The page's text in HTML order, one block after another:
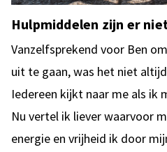
Hulpmiddelen zijn er
Vanzelfsprekend voor Ben
uit te gaan, was het niet
Iedereen kijkt naar me als ik
Nu vertel ik liever waarvoor
energie en vrijheid ik door